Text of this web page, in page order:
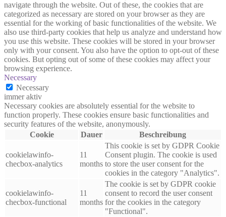
navigate through the website. Out of these, the cookies that are
categorized as necessary are stored on your browser as they are
essential for the working of basic functionalities of the website. We
also use third-party cookies that help us analyze and understand how
you use this website. These cookies will be stored in your browser
only with your consent. You also have the option to opt-out of these
cookies. But opting out of some of these cookies may affect your
browsing experience.
Necessary
Necessary
immer aktiv
Necessary cookies are absolutely essential for the website to
function properly. These cookies ensure basic functionalities and
security features of the website, anonymously.
Cookie
Dauer Beschreibung
cookielawinfo-
checbox-analytics
11
months
This cookie is set by GDPR Cookie
Consent plugin. The cookie is used
to store the user consent for the
cookies in the category "Analytics".
cookielawinfo-
checbox-functional
11
months
The cookie is set by GDPR cookie
consent to record the user consent
for the cookies in the category
"Functional".